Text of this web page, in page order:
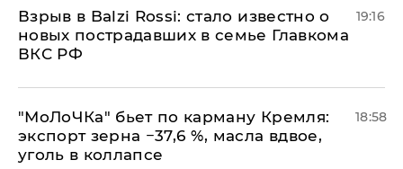
Взрыв в Balzi Rossi: стало известно о
новых пострадавших в семье Главкома
ВКС РФ
19:16
​"МоЛоЧКа" бьет по карману Кремля:
экспорт зерна −37,6 %, масла вдвое,
уголь в коллапсе
18:58